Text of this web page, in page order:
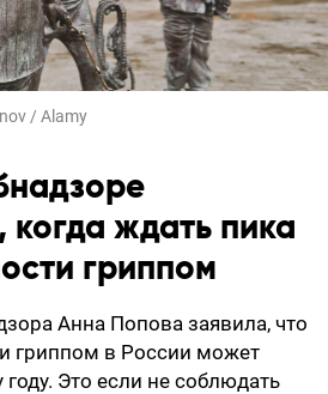
/ Alamy
когда ждать пика
гриппом
Анна Попова заявила, что
гриппом в России может
Это если не соблюдать